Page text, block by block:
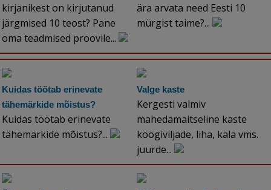
kirjanikest on kirjutanud
järgmised 10 teost? Pane
oma teadmised proovile...
ära arvata need Eesti 10
mürgist taime?...
Kuidas töötab erinevate
tähemärkide mõistus?
Kuidas töötab erinevate
tähemärkide mõistus?...
Valge kaste
Kergesti valmiv
mahedamaitseline kaste
köögiviljade, liha, kala vms.
juurde...